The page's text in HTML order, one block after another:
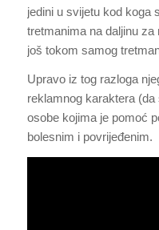
jedini u svijetu kod koga
tretmanima na daljinu za
još tokom samog
Upravo iz tog razloga
reklamnog karaktera
osobe kojima je pomoć
bolesnim i povrijeđenim.